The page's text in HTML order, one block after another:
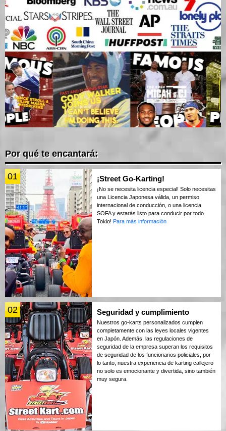
Por qué te encantará:
01 ¡Street Go-Karting!
¡No se necesita licencia especial! Solo necesitas
una Licencia Japonesa válida, un permiso
internacional de conducción, o una licencia
SOFA y estarás listo para conducir por todo
Tokio! Para más información
02 Seguridad y cumplimiento
Nuestros go-karts personalizados cumplen
completamente con las leyes locales vigentes
en Japón. Además, las regulaciones de
seguridad de la empresa superan los requisitos
de seguridad de los funcionarios policiales, por
lo tanto, nuestra experiencia de karting callejero
no solo es emocionante y divertida, sino también
muy segura.